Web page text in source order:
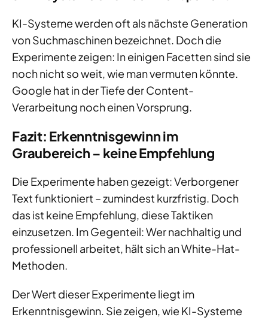
KI-Systeme werden oft als nächste Generation
von Suchmaschinen bezeichnet. Doch die
Experimente zeigen: In einigen Facetten sind sie
noch nicht so weit, wie man vermuten könnte.
Google hat in der Tiefe der Content-
Verarbeitung noch einen Vorsprung.
Fazit: Erkenntnisgewinn im
Graubereich – keine Empfehlung
Die Experimente haben gezeigt: Verborgener
Text funktioniert – zumindest kurzfristig. Doch
das ist keine Empfehlung, diese Taktiken
einzusetzen. Im Gegenteil: Wer nachhaltig und
professionell arbeitet, hält sich an White-Hat-
Methoden.
Der Wert dieser Experimente liegt im
Erkenntnisgewinn. Sie zeigen, wie KI-Systeme